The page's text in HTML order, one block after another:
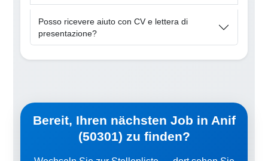
Posso ricevere aiuto con CV e lettera di
presentazione?
Bereit, Ihren nächsten Job in Anif
(50301) zu finden?